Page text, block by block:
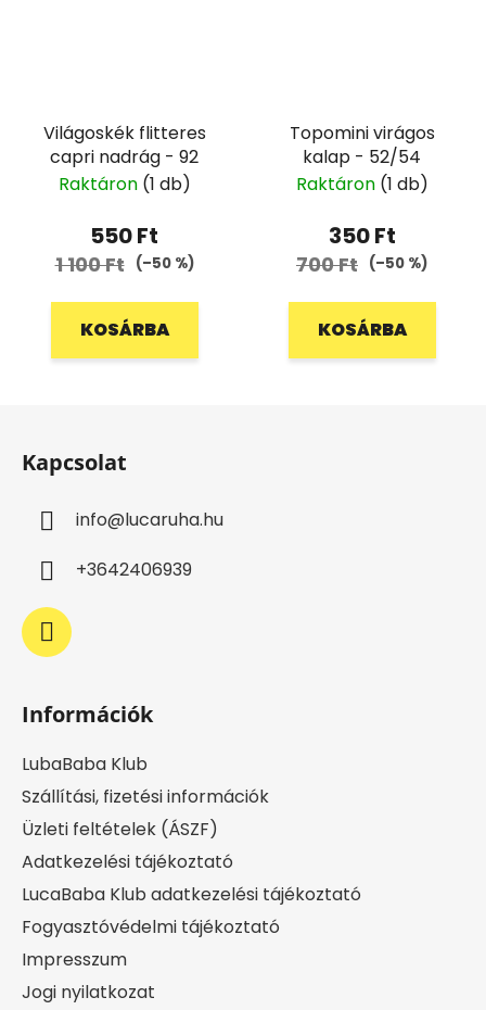
Világoskék flitteres
capri nadrág - 92
Raktáron (1 db)
550 Ft
1 100 Ft (–50 %)
KOSÁRBA
Topomini virágos
kalap - 52/54
Raktáron (1 db)
350 Ft
700 Ft (–50 %)
KOSÁRBA
Kapcsolat
info@lucaruha.hu
+3642406939
Információk
LubaBaba Klub
Szállítási, fizetési információk
Üzleti feltételek (ÁSZF)
Adatkezelési tájékoztató
LucaBaba Klub adatkezelési tájékoztató
Fogyasztóvédelmi tájékoztató
Impresszum
Jogi nyilatkozat